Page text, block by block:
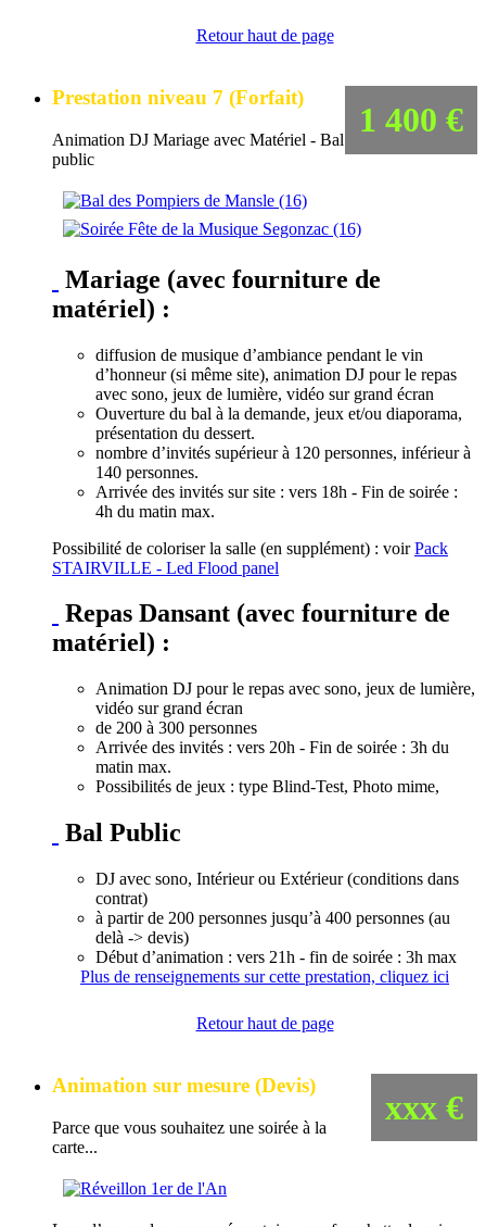
Retour haut de page
1 400 €
Prestation niveau 7 (Forfait)
Animation DJ Mariage avec Matériel - Bal
public
Mariage (avec fourniture de
matériel) :
diffusion de musique d’ambiance pendant le vin
d’honneur (si même site), animation DJ pour le repas
avec sono, jeux de lumière, vidéo sur grand écran
Ouverture du bal à la demande, jeux et/ou diaporama,
présentation du dessert.
nombre d’invités supérieur à 120 personnes, inférieur à
140 personnes.
Arrivée des invités sur site : vers 18h - Fin de soirée :
4h du matin max.
Possibilité de coloriser la salle (en supplément) : voirPack
STAIRVILLE - Led Flood panel
Repas Dansant (avec fourniture de
matériel) :
Animation DJ pour le repas avec sono, jeux de lumière,
vidéo sur grand écran
de 200 à 300 personnes
Arrivée des invités : vers 20h - Fin de soirée : 3h du
matin max.
Possibilités de jeux : type Blind-Test, Photo mime,
Bal Public
DJ avec sono, Intérieur ou Extérieur (conditions dans
contrat)
à partir de 200 personnes jusqu’à 400 personnes (au
delà -> devis)
Début d’animation : vers 21h - fin de soirée : 3h max
Plus de renseignements sur cette prestation, cliquez ici
Retour haut de page
xxx €
Animation sur mesure (Devis)
Parce que vous souhaitez une soirée à la
carte...